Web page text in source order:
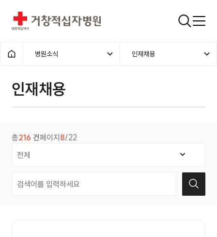
거창적십자병원 검색창
홈으로
병원소식 인재채용
인재채용
총216 건페이지 8/22